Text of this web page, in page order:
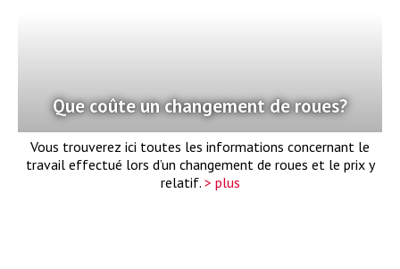
Que coûte un changement de roues?
Vous trouverez ici toutes les informations concernant le
travail effectué lors d’un changement de roues et le prix y
relatif. > plus